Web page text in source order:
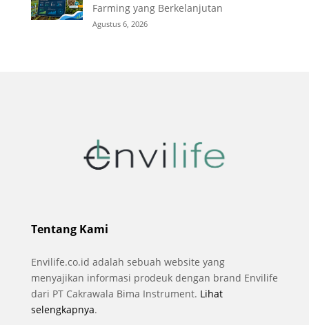
Farming yang Berkelanjutan
Agustus 6, 2026
Tentang Kami
Envilife.co.id adalah sebuah website yang
menyajikan informasi prodeuk dengan brand Envilife
dari PT Cakrawala Bima Instrument. Lihat
selengkapnya.